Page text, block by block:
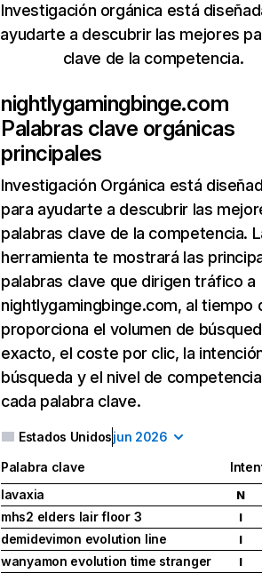
Investigación orgánica está
ayudarte a descubrir las mejores
clave de la competencia.
nightlygamingbinge.com
Palabras clave orgánicas
principales
Investigación Orgánica está
para ayudarte a descubrir las
palabras clave de la competencia.
herramienta te mostrará las
palabras clave que dirigen tráfico a
nightlygamingbinge.com, al tiempo
proporciona el volumen de
exacto, el coste por clic, la
búsqueda y el nivel de
cada palabra clave.
Estados Unidosjun 2026
Palabra clave
lavaxia
N
mhs2 elders lair floor 3 I
demidevimon evolution line I
wanyamon evolution time stranger I